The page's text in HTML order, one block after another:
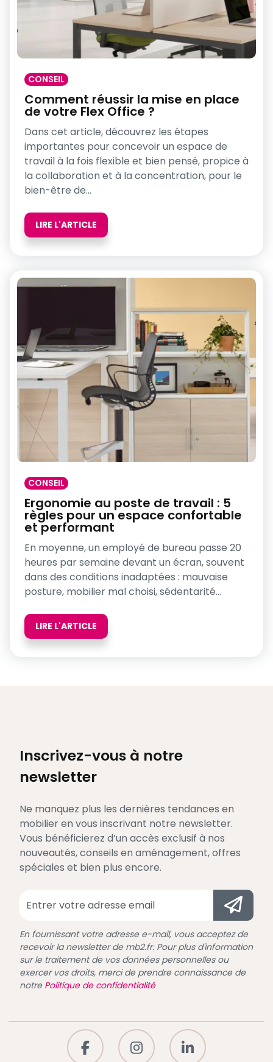
CONSEIL
Comment réussir la mise en place
de votre Flex Office ?
Dans cet article, découvrez les étapes
importantes pour concevoir un espace de
travail à la fois flexible et bien pensé, propice à
la collaboration et à la concentration, pour le
bien-être de...
LIRE L'ARTICLE
CONSEIL
Ergonomie au poste de travail : 5
règles pour un espace confortable
et performant
En moyenne, un employé de bureau passe 20
heures par semaine devant un écran, souvent
dans des conditions inadaptées : mauvaise
posture, mobilier mal choisi, sédentarité…
LIRE L'ARTICLE
Inscrivez-vous à notre
newsletter
Ne manquez plus les dernières tendances en
mobilier en vous inscrivant notre newsletter.
Vous bénéficierez d’un accès exclusif à nos
nouveautés, conseils en aménagement, offres
spéciales et bien plus encore.
En fournissant votre adresse e-mail, vous acceptez de
recevoir la newsletter de mb2.fr. Pour plus d'information
sur le traitement de vos données personnelles ou
exercer vos droits, merci de prendre connaissance de
notre Politique de confidentialité